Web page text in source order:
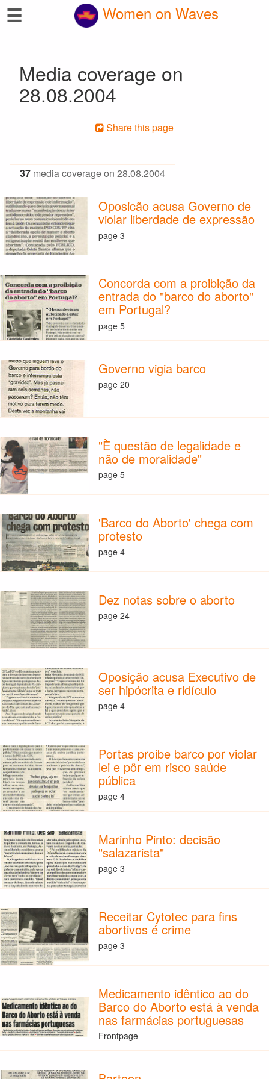
☰ Women on Waves
Media coverage on
28.08.2004
Share this page
37 media coverage on 28.08.2004
Oposicão acusa Governo de
violar liberdade de expressão
page 3
Concorda com a proibição da
entrada do "barco do aborto"
em Portugal?
page 5
Governo vigia barco
page 20
"È questão de legalidade e
não de moralidade"
page 5
'Barco do Aborto' chega com
protesto
page 4
Dez notas sobre o aborto
page 24
Oposição acusa Executivo de
ser hipócrita e ridículo
page 4
Portas proibe barco por violar
lei e pôr em risco saúde
pública
page 4
Marinho Pinto: decisão
"salazarista"
page 3
Receitar Cytotec para fins
abortivos é crime
page 3
Medicamento idêntico ao do
Barco do Aborto está à venda
nas farmácias portuguesas
Frontpage